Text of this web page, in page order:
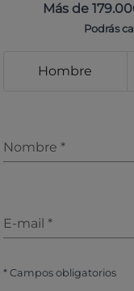
Más de
Podrás
Hombre
Nombre *
E-mail *
* Campos obligatorios